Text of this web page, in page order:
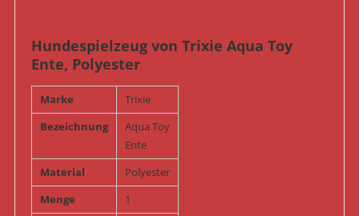
Hundespielzeug von Trixie Aqua Toy
Ente, Polyester
Marke
Trixie
Bezeichnung
Aqua Toy
Ente
Material
Polyester
Menge
1